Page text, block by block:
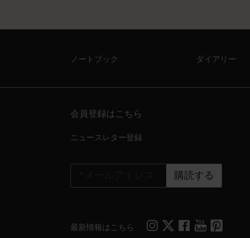
ノートブック ダイアリー
会員登録はこちら
ニュースレター登録
購読する
最新情報はこちら